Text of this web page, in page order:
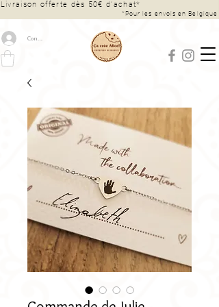
Connexion
Livraison offerte dès 50€ d’achat*
*Pour les envois en Belgique